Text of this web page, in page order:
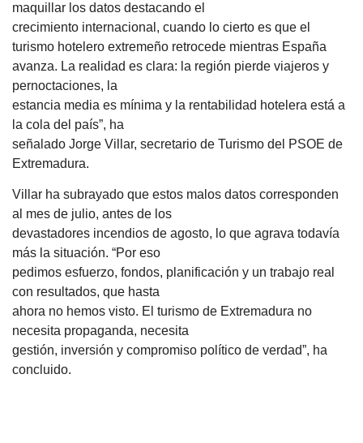
maquillar los datos destacando el
crecimiento internacional, cuando lo cierto es que el
turismo hotelero extremeño retrocede mientras España
avanza. La realidad es clara: la región pierde viajeros y
pernoctaciones, la
estancia media es mínima y la rentabilidad hotelera está a
la cola del país”, ha
señalado Jorge Villar, secretario de Turismo del PSOE de
Extremadura.
Villar ha subrayado que estos malos datos corresponden
al mes de julio, antes de los
devastadores incendios de agosto, lo que agrava todavía
más la situación. “Por eso
pedimos esfuerzo, fondos, planificación y un trabajo real
con resultados, que hasta
ahora no hemos visto. El turismo de Extremadura no
necesita propaganda, necesita
gestión, inversión y compromiso político de verdad”, ha
concluido.